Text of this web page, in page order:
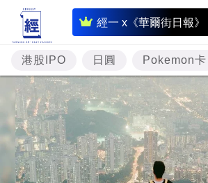
經一 x《華爾街日報》
即
時
財
經
專
題
投
資
港股IPO 日圓 Pokemon卡